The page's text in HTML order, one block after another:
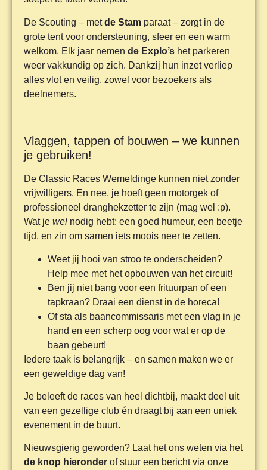
De Scouting – metde Stam paraat – zorgt in de
grote tent voor ondersteuning, sfeer en een warm
welkom. Elk jaar nemen de Explo’s het parkeren
weer vakkundig op zich. Dankzij hun inzet verliep
alles vlot en veilig, zowel voor bezoekers als
deelnemers.
Vlaggen, tappen of bouwen – we kunnen
je gebruiken!
De Classic Races Wemeldinge kunnen niet zonder
vrijwilligers. En nee, je hoeft geen motorgek of
professioneel dranghekzetter te zijn (mag wel :p).
Wat je wel nodig hebt: een goed humeur, een beetje
tijd, en zin om samen iets moois neer te zetten.
Weet jij hooi van stroo te onderscheiden?
Help mee met het opbouwen van het circuit!
Ben jij niet bang voor een frituurpan of een
tapkraan? Draai een dienst in de horeca!
Of sta als baancommissaris met een vlag in je
hand en een scherp oog voor wat er op de
baan gebeurt!
Iedere taak is belangrijk – en samen maken we er
een geweldige dag van!
Je beleeft de races van heel dichtbij, maakt deel uit
van een gezellige club én draagt bij aan een uniek
evenement in de buurt.
Nieuwsgierig geworden? Laat het ons weten via het
de knop hieronder of stuur een bericht via onze